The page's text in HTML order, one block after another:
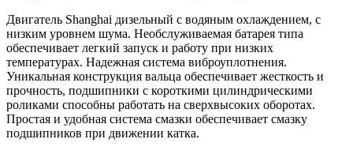
Двигатель Shanghai дизельный с водяным охлаждением, с
низким уровнем шума. Необслуживаемая батарея типа
обеспечивает легкий запуск и работу при низких
температурах. Надежная система виброуплотнения.
Уникальная конструкция вальца обеспечивает жесткость и
прочность, подшипники с короткими цилиндрическими
роликами способны работать на сверхвысоких оборотах.
Простая и удобная система смазки обеспечивает смазку
подшипников при движении катка.